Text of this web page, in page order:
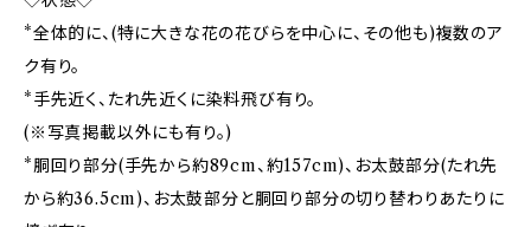
*全体的に、(特に大きな花の花びらを中心に、その他も)複数のア
ク有り。
*手先近く、たれ先近くに染料飛び有り。
(※写真掲載以外にも有り。)
*胴回り部分(手先から約89cm、約157cm)、お太鼓部分(たれ先
から約36.5cm)、お太鼓部分と胴回り部分の切り替わりあたりに